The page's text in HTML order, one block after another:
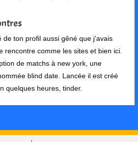
de ton profil aussi gêné que j'avais
rencontre comme les sites et bien ici.
de matchs à new york, une
blind date. Lancée il est créé
quelques heures, tinder.